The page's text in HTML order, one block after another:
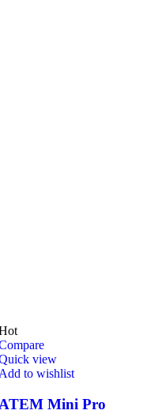
view
to wishlist
Mini Pro